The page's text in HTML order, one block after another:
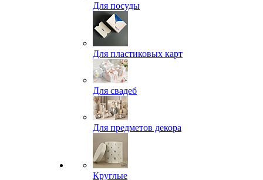
Для посуды
Для пластиковых карт
Для свадеб
Для предметов декора
Круглые